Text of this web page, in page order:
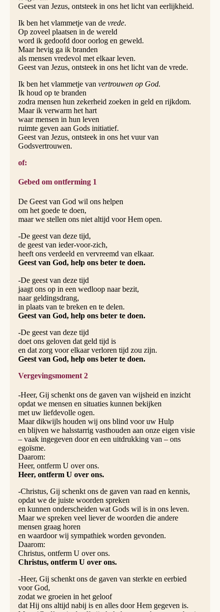
Geest van Jezus, ontsteek in ons het licht van eerlijkheid.
Ik ben het vlammetje van de vrede.
Op zoveel plaatsen in de wereld
word ik gedoofd door oorlog en geweld.
Maar hevig ga ik branden
als mensen vredevol met elkaar leven.
Geest van Jezus, ontsteek in ons het licht van de vrede.
Ik ben het vlammetje van vertrouwen op God.
Ik houd op te branden
zodra mensen hun zekerheid zoeken in geld en rijkdom.
Maar ik verwarm het hart
waar mensen in hun leven
ruimte geven aan Gods initiatief.
Geest van Jezus, ontsteek in ons het vuur van
Godsvertrouwen.
of:
Gebed om ontferming 1
De Geest van God wil ons helpen
om het goede te doen,
maar we stellen ons niet altijd voor Hem open.
-De geest van deze tijd,
de geest van ieder-voor-zich,
heeft ons verdeeld en vervreemd van elkaar.
Geest van God, help ons beter te doen.
-De geest van deze tijd
jaagt ons op in een wedloop naar bezit,
naar geldingsdrang,
in plaats van te breken en te delen.
Geest van God, help ons beter te doen.
-De geest van deze tijd
doet ons geloven dat geld tijd is
en dat zorg voor elkaar verloren tijd zou zijn.
Geest van God, help ons beter te doen.
Vergevingsmoment 2
-Heer, Gij schenkt ons de gaven van wijsheid en inzicht
opdat we mensen en situaties kunnen bekijken
met uw liefdevolle ogen.
Maar dikwijls houden wij ons blind voor uw Hulp
en blijven we halsstarrig vasthouden aan onze eigen visie
– vaak ingegeven door en een uitdrukking van – ons
egoïsme.
Daarom:
Heer, ontferm U over ons.
Heer, ontferm U over ons.
-Christus, Gij schenkt ons de gaven van raad en kennis,
opdat we de juiste woorden spreken
en kunnen onderscheiden wat Gods wil is in ons leven.
Maar we spreken veel liever de woorden die andere
mensen graag horen
en waardoor wij sympathiek worden gevonden.
Daarom:
Christus, ontferm U over ons.
Christus, ontferm U over ons.
-Heer, Gij schenkt ons de gaven van sterkte en eerbied
voor God,
zodat we groeien in het geloof
dat Hij ons altijd nabij is en alles door Hem gegeven is.